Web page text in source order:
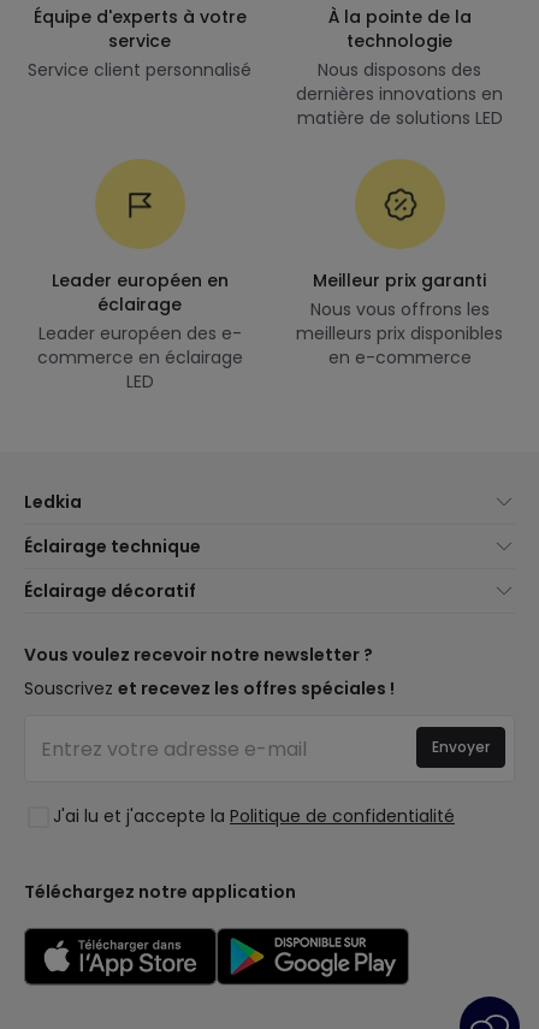
Équipe d'experts à votre
service
Service client personnalisé
À la pointe de la
technologie
Nous disposons des
dernières innovations en
matière de solutions LED
Leader européen en
éclairage
Leader européen des e-
commerce en éclairage
LED
Meilleur prix garanti
Nous vous offrons les
meilleurs prix disponibles
en e-commerce
Ledkia
Service client
Méthodes d'expédition
Êtes-vous un professionnel ?
Questions fréquentes (FAQ)
Éclairage technique
Marques
Éclairage pour entreprises
Éclairage décoratif
Marques de décoration premium
Espaces de vie
Collections
LoveYouGreen
Vous voulez recevoir notre newsletter ?
Souscrivez et recevez les offres spéciales !
J'ai lu et j'accepte la Politique de confidentialité
Envoyer
Téléchargez notre application